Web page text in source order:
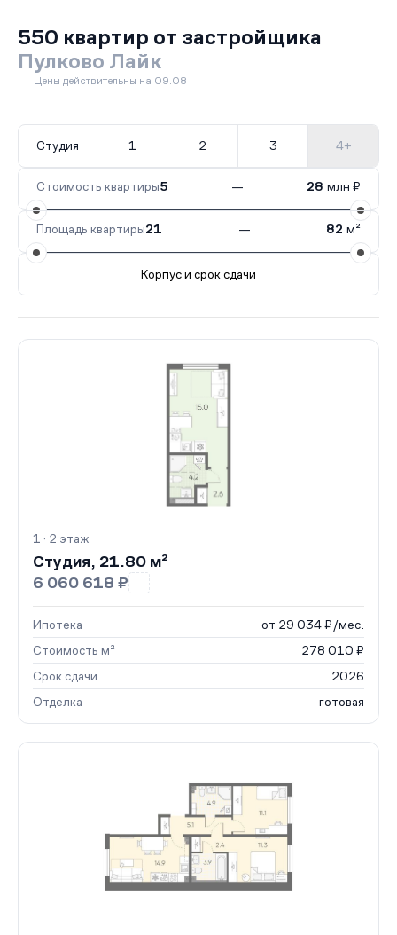
550 квартир от застройщика
Пулково Лайк
Цены действительны на 09.08
Студия 1 2 3 4+
Стоимость квартиры5 — 28 млн ₽
Площадь квартиры21 — 82 м²
Корпус и срок сдачи
199 кв.IV кв. 2026
1 · 2 этаж
Студия, 21.80 м²
6 060 618 ₽
Ипотека
от 29 034 ₽/мес.
Стоимость м²
278 010 ₽
Срок сдачи
2026
Отделка
готовая